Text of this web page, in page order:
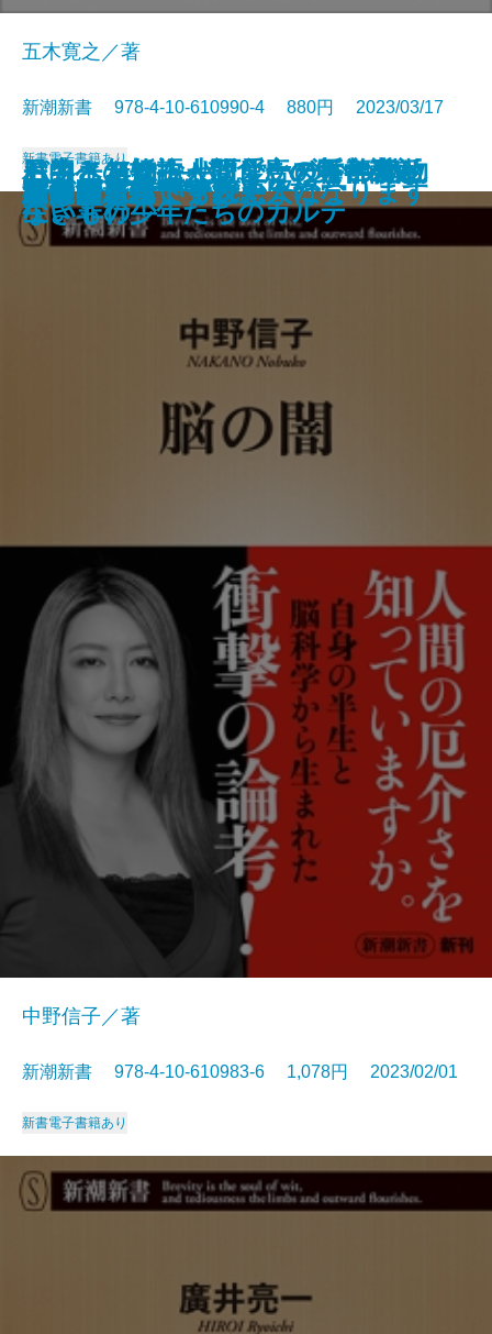
1日10分の哲学
モフモフはなぜ可愛いのか―動物
行動学でヒトを解き明かす―
親ガチャの哲学
貧乏ピッツァ
男と女―恋愛の落とし前―
お客さん物語―飲食店の舞台裏と
料理人の本音―
不道徳ロック講座
フィリピンパブ嬢の経済学
目的への抵抗―シリーズ哲学講話
―
うらやましいボケかた
五木寛之／著
新潮新書 978-4-10-610990-4 880円 2023/03/17
新書電子書籍あり
脳の闇
中野信子／著
新潮新書 978-4-10-610983-6 1,078円 2023/02/01
新書電子書籍あり
悪さをしない子は悪人になります
プリズン・ドクター
バカと無知―人間、この不都合な
生きもの―
ドキュメント小説 ケーキの切れ
ない非行少年たちのカルテ
人生はそれでも続く
よくも言ってくれたよな
不倫と正義
親鸞と道元
背進の思想